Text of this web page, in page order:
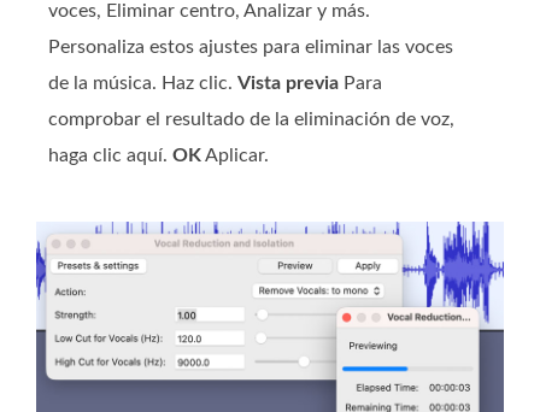
voces, Eliminar centro, Analizar y más.
Personaliza estos ajustes para eliminar las voces
de la música. Haz clic. Vista previa Para
comprobar el resultado de la eliminación de voz,
haga clic aquí. OKAplicar.